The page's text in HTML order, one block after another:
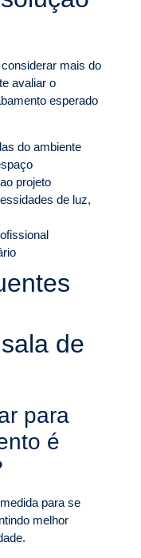
mais do
avaliar o
esperado
do ambiente
projeto
de luz,
de
para
é
para se
melhor